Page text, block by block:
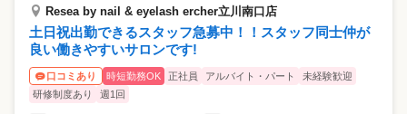
Resea by nail & eyelash ercher立川南口店
土日祝出勤できるスタッフ急募中！！スタッフ同士仲が
良い働きやすいサロンです!
口コミあり 時短勤務OK 正社員 アルバイト・パート
未経験歓迎
研修制度あり
週1回